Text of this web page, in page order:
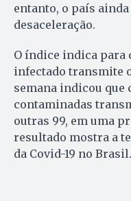
entanto, o país
desaceleração.
O índice indica para
infectado transmite
semana indicou que
contaminadas
outras 99, em uma
resultado mostra a
da Covid-19 no Brasil.